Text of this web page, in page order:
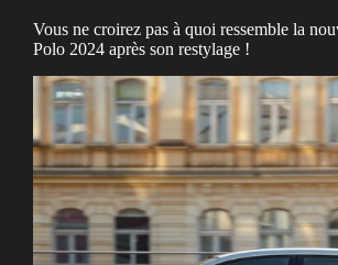
Vous ne croirez pas à quoi ressemble la
Polo 2024 après son restylage !